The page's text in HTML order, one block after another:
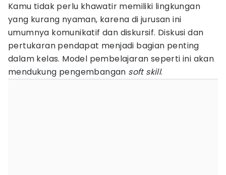
Kamu tidak perlu khawatir memiliki lingkungan
yang kurang nyaman, karena di jurusan ini
umumnya komunikatif dan diskursif. Diskusi dan
pertukaran pendapat menjadi bagian penting
dalam kelas. Model pembelajaran seperti ini akan
mendukung pengembangan soft skill.